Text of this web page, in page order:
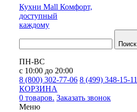
Кухни Mall Комфорт,
доступный
каждому
Поиск
ПН-ВС
с 10:00 до 20:00
8 (800) 302-77-06 8 (499) 348-15-11
КОРЗИНА
0 товаров. Заказать звонок
Меню